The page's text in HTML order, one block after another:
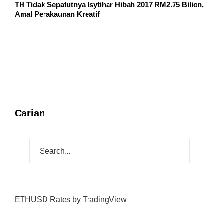
TH Tidak Sepatutnya Isytihar Hibah 2017 RM2.75 Bilion,
Amal Perakaunan Kreatif
Carian
ETHUSD Rates by TradingView